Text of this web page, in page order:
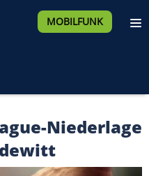
MOBILFUNK
Niederlage